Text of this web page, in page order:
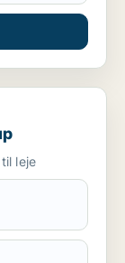
leje